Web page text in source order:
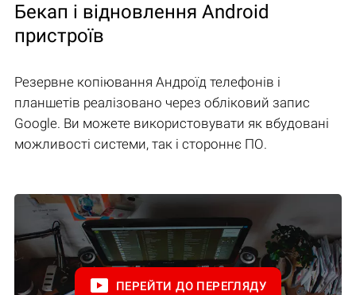
Бекап і відновлення Android
пристроїв
Резервне копіювання Андроїд телефонів і
планшетів реалізовано через обліковий запис
Google. Ви можете використовувати як вбудовані
можливості системи, так і стороннє ПО.
ПЕРЕЙТИ ДО ПЕРЕГЛЯДУ